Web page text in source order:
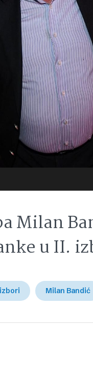
Milan
u II.
izbori Milan Bandić